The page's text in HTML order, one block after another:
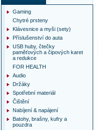
Gaming
Chytré prsteny
Klávesnice a myši (sety)
Příslušenství do auta
USB huby, čtečky
paměťových a čipových karet
a redukce
FOR HEALTH
Audio
Držáky
Spotřební materiál
Čištění
Nabíjení & napájení
Batohy, brašny, kufry a
pouzdra